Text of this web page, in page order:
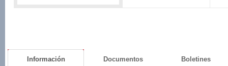
Información Documentos Boletines